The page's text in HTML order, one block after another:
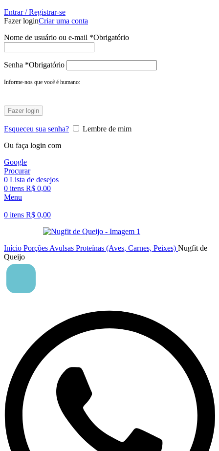
Entrar / Registrar-se
Fazer loginCriar uma conta
Nome de usuário ou e-mail *Obrigatório
Senha *Obrigatório
Informe-nos que você é humano:
Fazer login
Esqueceu sua senha?
Lembre de mim
Ou faça login com
Google
Procurar
0 Lista de desejos
0 itens R$ 0,00
Menu
0 itens R$ 0,00
Início Porções Avulsas Proteínas (Aves, Carnes, Peixes) Nugfit de
Queijo